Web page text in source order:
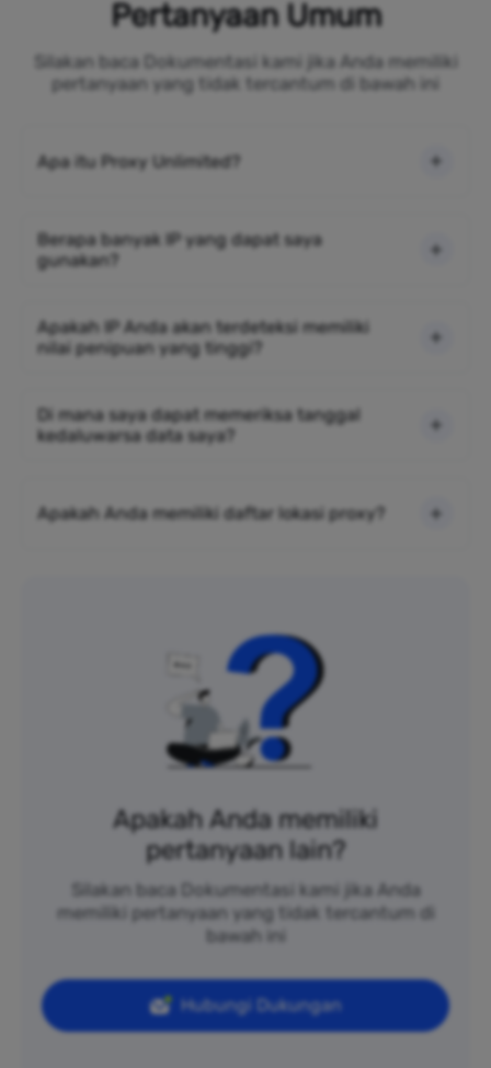
Pertanyaan Umum
Silakan baca Dokumentasi kami jika Anda memiliki
pertanyaan yang tidak tercantum di bawah ini
Apa itu Proxy Unlimited?
Berapa banyak IP yang dapat saya
gunakan?
Apakah IP Anda akan terdeteksi memiliki
nilai penipuan yang tinggi?
Di mana saya dapat memeriksa tanggal
kedaluwarsa data saya?
Apakah Anda memiliki daftar lokasi proxy?
Apakah Anda memiliki
pertanyaan lain?
Silakan baca Dokumentasi kami jika Anda
memiliki pertanyaan yang tidak tercantum di
bawah ini
Hubungi Dukungan